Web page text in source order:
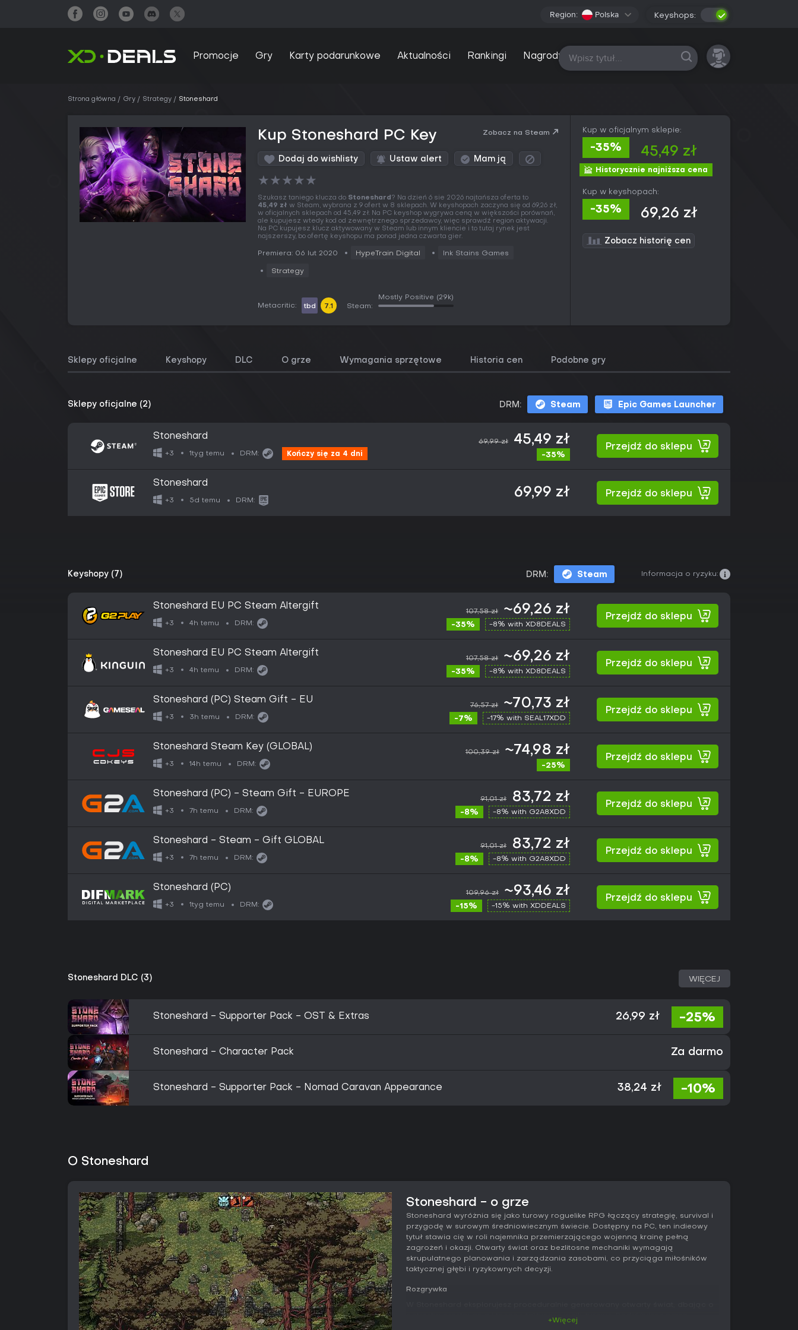
Region: Polska Keyshops:
Promocje Gry Karty podarunkowe Aktualności Rankingi Nagrody Wszystkie platformy
Strona główna Gry Strategy Stoneshard
Kup Stoneshard PC Key Zobacz na Steam
Dodaj do wishlisty Ustaw alert Mam ją
★★★★★
Szukasz taniego klucza do Stoneshard ? Na dzień 6 sie 2026 najtańsza oferta to
45,49 zł w Steam, wybrana z 9 ofert w 8 sklepach. W keyshopach zaczyna się od 69,26 zł,
w oficjalnych sklepach od 45,49 zł. Na PC keyshop wygrywa ceną w większości porównań,
ale kupujesz wtedy kod od zewnętrznego sprzedawcy, więc sprawdź region aktywacji.
Na PC kupujesz klucz aktywowany w Steam lub innym kliencie i to tutaj rynek jest
najszerszy, bo ofertę keyshopu ma ponad jedna czwarta gier.
Premiera: 06 lut 2020 HypeTrain Digital Ink Stains Games
Strategy
Metacritic: tbd 7.1 Steam:
Mostly Positive (29k)
Kup w oficjalnym sklepie:
-35% 45,49 zł
Historycznie najniższa cena
Kup w keyshopach:
-35% 69,26 zł
Zobacz historię cen
Sklepy oficjalne Keyshopy DLC O grze Wymagania sprzętowe Historia cen Podobne gry
Sklepy oficjalne (2) DRM: Steam Epic Games Launcher
Stoneshard
+3 1tyg temu DRM: Kończy się za 4 dni
69,99 zł 45,49 zł
-35%
Przejdź do sklepu
Stoneshard
+3 5d temu DRM:
69,99 zł Przejdź do sklepu
Keyshopy (7) DRM: Steam Informacja o ryzyku:
Stoneshard EU PC Steam Altergift
+3 4h temu DRM:
107,58 zł ~69,26 zł
-35% -8% with XD8DEALS
Przejdź do sklepu
Stoneshard EU PC Steam Altergift
+3 4h temu DRM:
107,58 zł ~69,26 zł
-35% -8% with XD8DEALS
Przejdź do sklepu
Stoneshard (PC) Steam Gift - EU
+3 3h temu DRM:
76,57 zł ~70,73 zł
-7% -17% with SEAL17XDD
Przejdź do sklepu
Stoneshard Steam Key (GLOBAL)
+3 14h temu DRM:
100,39 zł ~74,98 zł
-25%
Przejdź do sklepu
Stoneshard (PC) - Steam Gift - EUROPE
+3 7h temu DRM:
91,01 zł 83,72 zł
-8% -8% with G2A8XDD
Przejdź do sklepu
Stoneshard - Steam - Gift GLOBAL
+3 7h temu DRM:
91,01 zł 83,72 zł
-8% -8% with G2A8XDD
Przejdź do sklepu
Stoneshard (PC)
+3 1tyg temu DRM:
109,96 zł ~93,46 zł
-15% -15% with XDDEALS
Przejdź do sklepu
Stoneshard DLC (3) WIĘCEJ
Stoneshard - Supporter Pack - OST & Extras 26,99 zł -25%
Stoneshard - Character Pack Za darmo
Stoneshard - Supporter Pack - Nomad Caravan Appearance 38,24 zł -10%
O Stoneshard
Stoneshard - o grze
Stoneshard wyróżnia się jako turowy roguelike RPG łączący strategię, survival i
przygodę w surowym średniowiecznym świecie. Dostępny na PC, ten indieowy
tytuł stawia cię w roli najemnika przemierzającego wojenną krainę pełną
zagrożeń i okazji. Otwarty świat oraz bezlitosne mechaniki wymagają
skrupulatnego planowania i zarządzania zasobami, co przyciąga miłośników
taktycznej głębi i ryzykownych decyzji.
Rozgrywka
zrujnowane wioski, lochy pełne potworów i opuszczone szlaki w królestwie Aldor,
+Więcej